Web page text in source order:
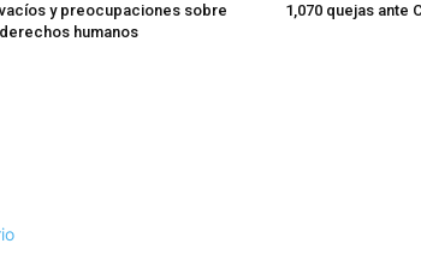
y preocupaciones sobre
derechos humanos
1,070 quejas ante